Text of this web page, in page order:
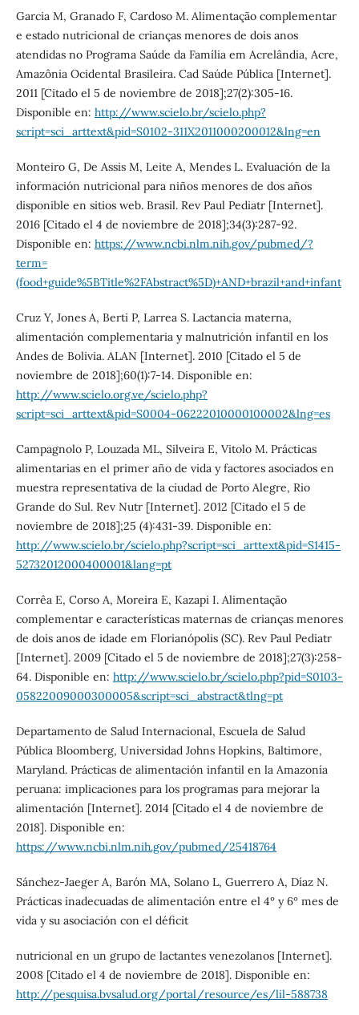
Garcia M, Granado F, Cardoso M. Alimentação complementar
e estado nutricional de crianças menores de dois anos
atendidas no Programa Saúde da Família em Acrelândia, Acre,
Amazônia Ocidental Brasileira. Cad Saúde Pública [Internet].
2011 [Citado el 5 de noviembre de 2018];27(2):305-16.
Disponible en: http://www.scielo.br/scielo.php?
script=sci_arttext&pid=S0102-311X2011000200012&lng=en
Monteiro G, De Assis M, Leite A, Mendes L. Evaluación de la
información nutricional para niños menores de dos años
disponible en sitios web. Brasil. Rev Paul Pediatr [Internet].
2016 [Citado el 4 de noviembre de 2018];34(3):287-92.
Disponible en: https://www.ncbi.nlm.nih.gov/pubmed/?
term=
(food+guide%5BTitle%2FAbstract%5D)+AND+brazil+and+infant
Cruz Y, Jones A, Berti P, Larrea S. Lactancia materna,
alimentación complementaria y malnutrición infantil en los
Andes de Bolivia. ALAN [Internet]. 2010 [Citado el 5 de
noviembre de 2018];60(1):7-14. Disponible en:
http://www.scielo.org.ve/scielo.php?
script=sci_arttext&pid=S0004-06222010000100002&lng=es
Campagnolo P, Louzada ML, Silveira E, Vitolo M. Prácticas
alimentarias en el primer año de vida y factores asociados en
muestra representativa de la ciudad de Porto Alegre, Rio
Grande do Sul. Rev Nutr [Internet]. 2012 [Citado el 5 de
noviembre de 2018];25 (4):431-39. Disponible en:
http://www.scielo.br/scielo.php?script=sci_arttext&pid=S1415-
52732012000400001&lang=pt
Corrêa E, Corso A, Moreira E, Kazapi I. Alimentação
complementar e características maternas de crianças menores
de dois anos de idade em Florianópolis (SC). Rev Paul Pediatr
[Internet]. 2009 [Citado el 5 de noviembre de 2018];27(3):258-
64. Disponible en: http://www.scielo.br/scielo.php?pid=S0103-
05822009000300005&script=sci_abstract&tlng=pt
Departamento de Salud Internacional, Escuela de Salud
Pública Bloomberg, Universidad Johns Hopkins, Baltimore,
Maryland. Prácticas de alimentación infantil en la Amazonía
peruana: implicaciones para los programas para mejorar la
alimentación [Internet]. 2014 [Citado el 4 de noviembre de
2018]. Disponible en:
https://www.ncbi.nlm.nih.gov/pubmed/25418764
Sánchez-Jaeger A, Barón MA, Solano L, Guerrero A, Díaz N.
Prácticas inadecuadas de alimentación entre el 4º y 6º mes de
vida y su asociación con el déficit
nutricional en un grupo de lactantes venezolanos [Internet].
2008 [Citado el 4 de noviembre de 2018]. Disponible en:
http://pesquisa.bvsalud.org/portal/resource/es/lil-588738